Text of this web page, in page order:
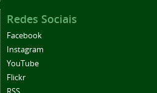
Redes Sociais
Facebook
Instagram
YouTube
Flickr